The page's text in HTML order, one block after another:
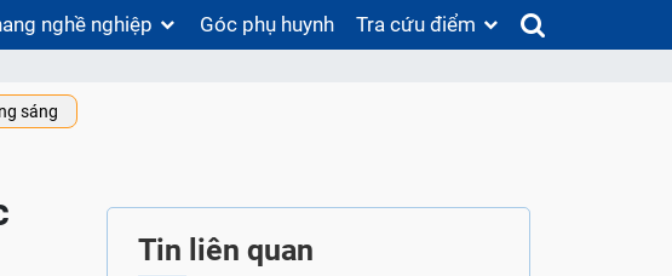
nghề nghiệp Góc phụ huynh Tra cứu điểm
sáng
Tin liên quan